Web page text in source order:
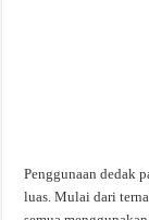
Penggunaan dedak
luas. Mulai dari